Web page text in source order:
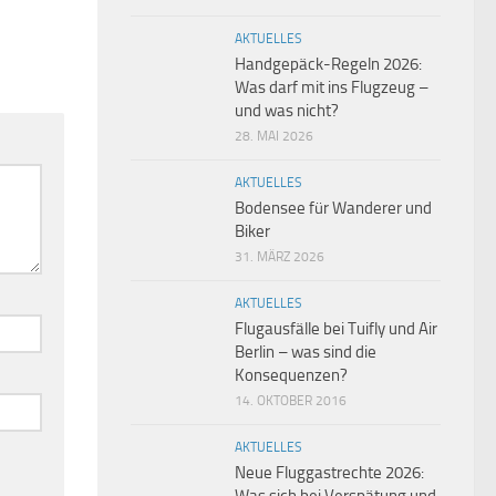
AKTUELLES
Handgepäck-Regeln 2026:
Was darf mit ins Flugzeug –
und was nicht?
28. MAI 2026
AKTUELLES
Bodensee für Wanderer und
Biker
31. MÄRZ 2026
AKTUELLES
Flugausfälle bei Tuifly und Air
Berlin – was sind die
Konsequenzen?
14. OKTOBER 2016
AKTUELLES
Neue Fluggastrechte 2026: